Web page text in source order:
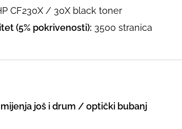
CF230X / 30X black toner
(5% pokrivenosti): 3500 stranica
još i drum / optički bubanj